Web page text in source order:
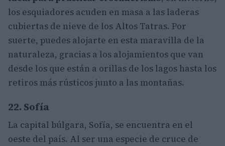
los esquiadores acuden en masa a las laderas
cubiertas de nieve de los Altos Tatras. Por
suerte, puedes alojarte en esta maravilla de la
naturaleza, gracias a los alojamientos que van
desde los que están a orillas de los lagos hasta los
retiros más rústicos junto a las montañas.
22. Sofía
La capital búlgara, Sofía, se encuentra en el
oeste del país. Al ser una especie de cruce de